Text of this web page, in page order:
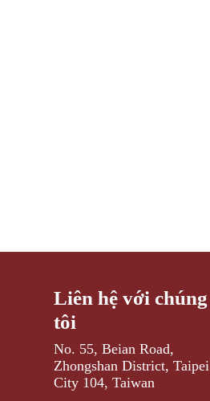
Liên hệ với chúng
tôi
No. 55, Beian Road,
Zhongshan District, Taipei
City 104, Taiwan